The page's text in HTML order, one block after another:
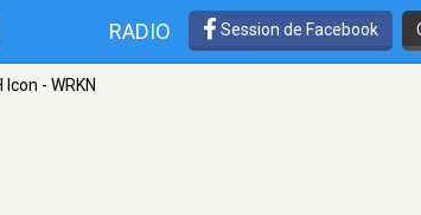
RADIO Session de Facebook
- WRKN